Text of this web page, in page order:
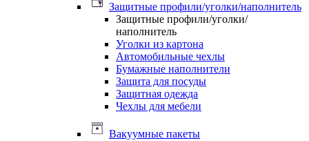
Защитные профили/уголки/наполнитель
Защитные профили/уголки/
наполнитель
Уголки из картона
Автомобильные чехлы
Бумажные наполнители
Защита для посуды
Защитная одежда
Чехлы для мебели
Вакуумные пакеты